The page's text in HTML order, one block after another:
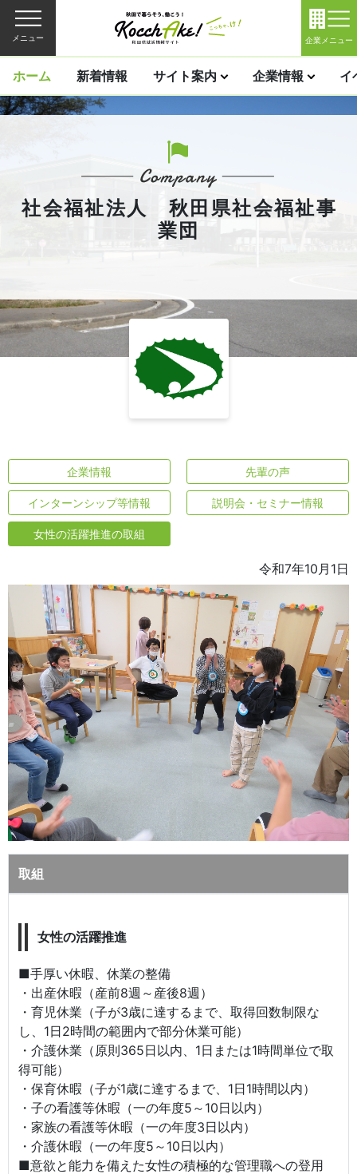
メニュー 企業メニュー
ホーム 新着情報 サイト案内 企業情報 イ
社会福祉法人 秋田県社会福祉事
業団
企業情報 先輩の声
インターンシップ等情報 説明会・セミナー情報
女性の活躍推進の取組
令和7年10月1日
取組
女性の活躍推進
■手厚い休暇、休業の整備
・出産休暇（産前8週～産後8週）
・育児休業（子が3歳に達するまで、取得回数制限な
し、1日2時間の範囲内で部分休業可能）
・介護休業（原則365日以内、1日または1時間単位で取
得可能）
・保育休暇（子が1歳に達するまで、1日1時間以内）
・子の看護等休暇（一の年度5～10日以内）
・家族の看護等休暇（一の年度3日以内）
・介護休暇（一の年度5～10日以内）
■意欲と能力を備えた女性の積極的な管理職への登用